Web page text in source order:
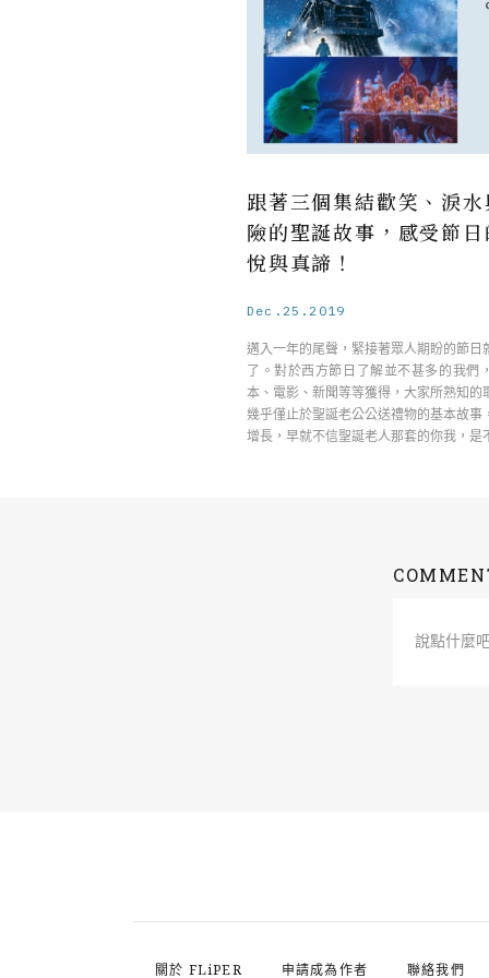
跟著三個集結歡笑、淚
險的聖誕故事，感受節
悅與真諦！
Dec.25.2019
邁入一年的尾聲，緊接著眾人期盼的節日
了。對於西方節日了解並不甚多的我們
本、電影、新聞等等獲得，大家所熟知的
幾乎僅止於聖誕老公公送禮物的基本故事
增長，早就不信聖誕老人那套的你我，是
說點什麼
關於 FLiPER 申請成為作者 聯絡我們